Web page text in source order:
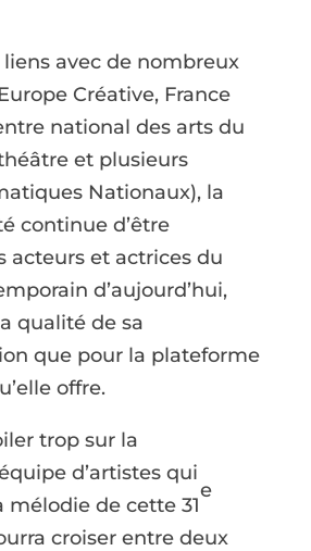
avec de nombreux
Créative, France
national des arts du
et plusieurs
Nationaux), la
continue d’être
acteurs et actrices du
d’aujourd’hui,
qualité de sa
que pour la plateforme
offre.
trop sur la
d’artistes qui
mélodie de cette 31
e
croiser entre deux